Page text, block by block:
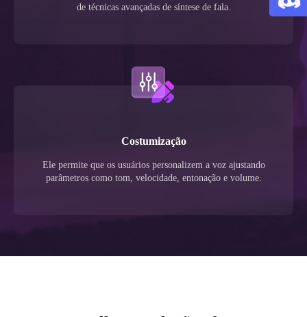
de técnicas avançadas de síntese de fala.
Costumização
Ele permite que os usuários personalizem a voz ajustando
parâmetros como tom, velocidade, entonação e volume.